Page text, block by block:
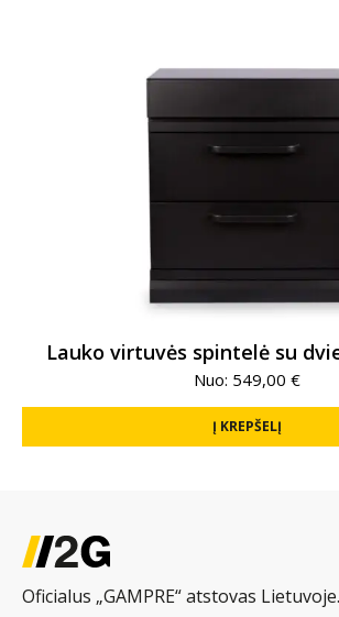
Lauko virtuvės spintelė su
Nuo: 549,00 €
Į KREPŠELĮ
Oficialus „GAMPRE“ atstovas Lietuvoje.